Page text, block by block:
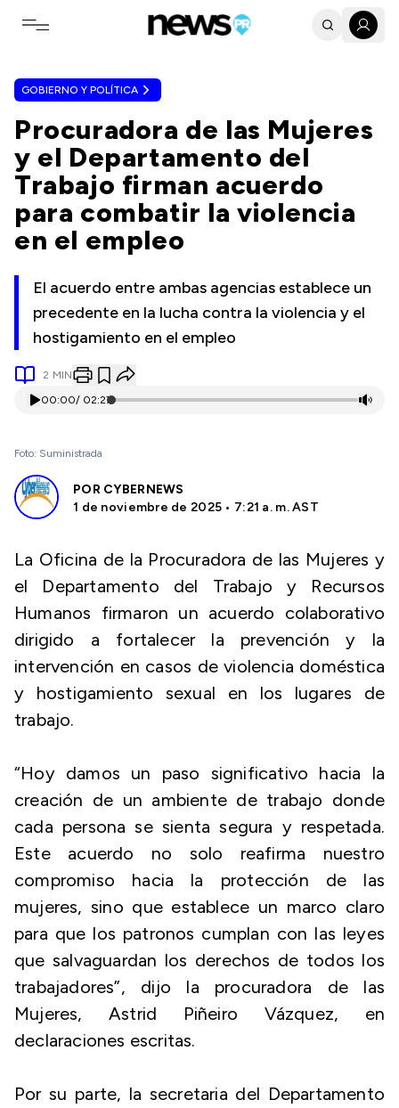
Toggle navigation menu
GOBIERNO Y POLÍTICA
Procuradora de las Mujeres
y el Departamento del
Trabajo firman acuerdo
para combatir la violencia
en el empleo
El acuerdo entre ambas agencias establece un
precedente en la lucha contra la violencia y el
hostigamiento en el empleo
2 MIN
00:00/ 02:27
Foto: Suministrada
POR CYBERNEWS
1 de noviembre de 2025 • 7:21 a. m. AST
La Oficina de la Procuradora de las Mujeres y
el Departamento del Trabajo y Recursos
Humanos firmaron un acuerdo colaborativo
dirigido a fortalecer la prevención y la
intervención en casos de violencia doméstica
y hostigamiento sexual en los lugares de
trabajo.
“Hoy damos un paso significativo hacia la
creación de un ambiente de trabajo donde
cada persona se sienta segura y respetada.
Este acuerdo no solo reafirma nuestro
compromiso hacia la protección de las
mujeres, sino que establece un marco claro
para que los patronos cumplan con las leyes
que salvaguardan los derechos de todos los
trabajadores”, dijo la procuradora de las
Mujeres, Astrid Piñeiro Vázquez, en
declaraciones escritas.
Por su parte, la secretaria del Departamento